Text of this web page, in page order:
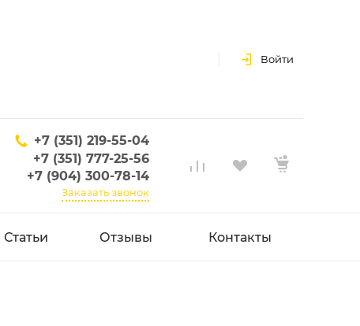
Войти
+7 (351) 219-55-04
+7 (351) 777-25-56
+7 (904) 300-78-14
Заказать звонок
Статьи Отзывы Контакты